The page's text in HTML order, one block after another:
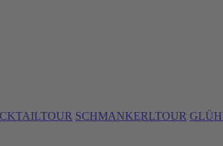
SCHMANKERLTOUR